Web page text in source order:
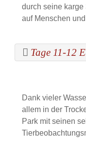
durch seine karge
auf Menschen
Tage 11-12
Dank vieler
allem in der
Park mit seinen